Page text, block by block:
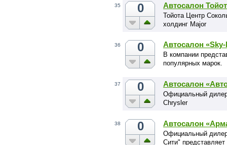
35 0 Автосалон
Тойота Центр
холдинг Major
36 0 Автосалон
В компании
популярных марок.
37 0 Автосалон
Официальный
Chrysler
38 0 Автосалон
Официальный
Сити"